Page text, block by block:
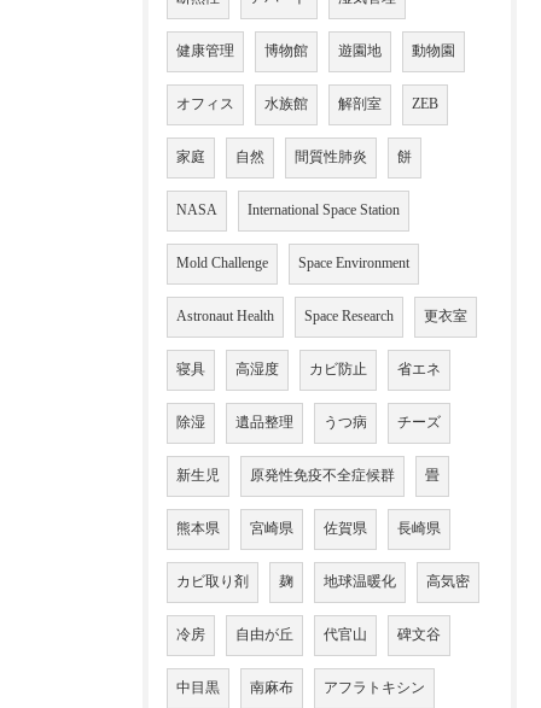
健康管理 博物館 遊園地 動物園
オフィス 水族館 解剖室 ZEB
家庭 自然 間質性肺炎 餅
NASA International Space Station
Mold Challenge Space Environment
Astronaut Health Space Research 更衣室
寝具 高湿度 カビ防止 省エネ
除湿 遺品整理 うつ病 チーズ
新生児 原発性免疫不全症候群 畳
熊本県 宮崎県 佐賀県 長崎県
カビ取り剤 麹 地球温暖化 高気密
冷房 自由が丘 代官山 碑文谷
中目黒 南麻布 アフラトキシン